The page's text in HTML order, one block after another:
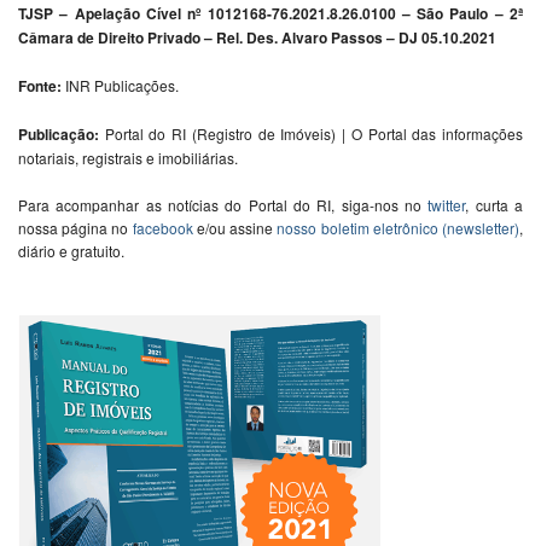
TJSP – Apelação Cível nº 1012168-76.2021.8.26.0100 – São Paulo – 2ª
Câmara de Direito Privado – Rel. Des. Alvaro Passos – DJ 05.10.2021
Fonte: INR Publicações.
Publicação: Portal do RI (Registro de Imóveis) | O Portal das informações
notariais, registrais e imobiliárias.
Para acompanhar as notícias do Portal do RI, siga-nos notwitter, curta a
nossa página no facebooke/ou assinenosso boletim eletrônico (newsletter),
diário e gratuito.